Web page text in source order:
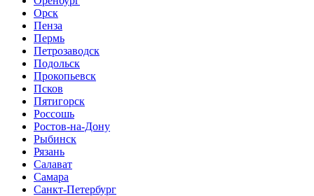
Орск
Пенза
Пермь
Петрозаводск
Подольск
Прокопьевск
Псков
Пятигорск
Россошь
Ростов-на-Дону
Рыбинск
Рязань
Салават
Самара
Санкт-Петербург